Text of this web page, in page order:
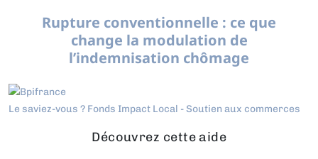
Rupture conventionnelle : ce que
change la modulation de
l’indemnisation chômage
Le saviez-vous ? Fonds Impact Local - Soutien aux commerces
Découvrez cette aide